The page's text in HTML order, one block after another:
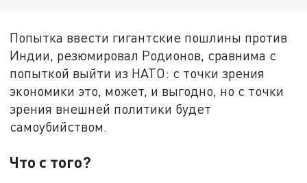
Попытка ввести гигантские пошлины против
Индии, резюмировал Родионов, сравнима с
попыткой выйти из НАТО: с точки зрения
экономики это, может, и выгодно, но с точки
зрения внешней политики будет
самоубийством.
Что с того?